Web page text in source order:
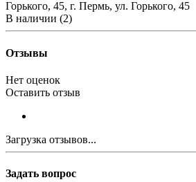
Горького, 45, г. Пермь, ул. Горького, 45
В наличии (2)
Отзывы
Нет оценок
Оставить отзыв
Загрузка отзывов...
Задать вопрос